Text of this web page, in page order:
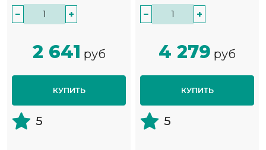
− +
2 641 руб
КУПИТЬ
5
− +
4 279 руб
КУПИТЬ
5